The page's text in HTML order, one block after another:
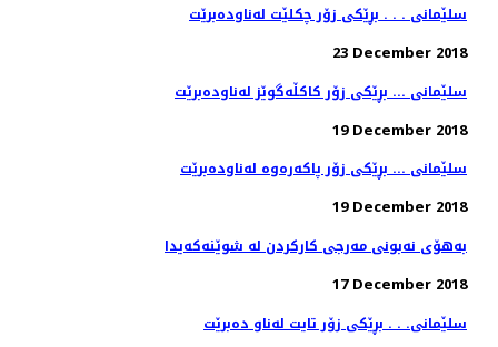
سلێمانی . . . بڕێكی زۆر چكلێت له‌ناوده‌برێت
23 December 2018
سلێمانی ... بڕێكی زۆر كاكڵه‌گوێز له‌ناوده‌برێت
19 December 2018
سلێمانی ... بڕێكی زۆر پاكه‌ره‌وه‌ له‌ناوده‌برێت
19 December 2018
به‌هۆی نه‌بونی مه‌رجی كاركردن له‌ شوێنه‌كه‌یدا
17 December 2018
سلێمانی. . . بڕێكی زۆر تایت له‌ناو ده‌برێت